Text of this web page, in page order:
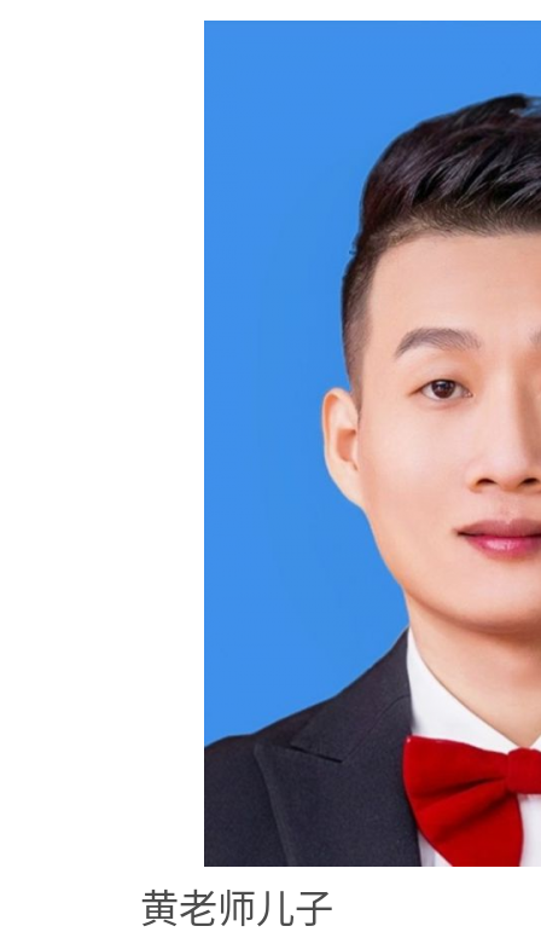
黄老师儿子